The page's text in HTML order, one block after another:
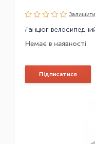
Немає в наявності
Підписатися